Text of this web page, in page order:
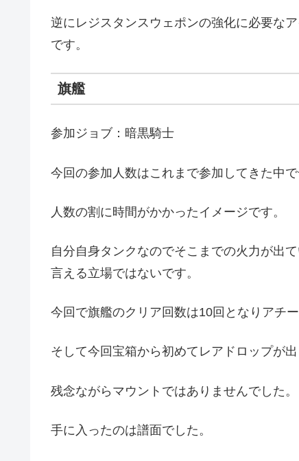
逆にレジスタンスウェポンの強化に必要な
です。
旗艦
参加ジョブ：暗黒騎士
今回の参加人数はこれまで参加してきた中で
人数の割に時間がかかったイメージです。
自分自身タンクなのでそこまでの火力が出
言える立場ではないです。
今回で旗艦のクリア回数は10回となりアチ
そして今回宝箱から初めてレアドロップが出
残念ながらマウントではありませんでした。
手に入ったのは譜面でした。